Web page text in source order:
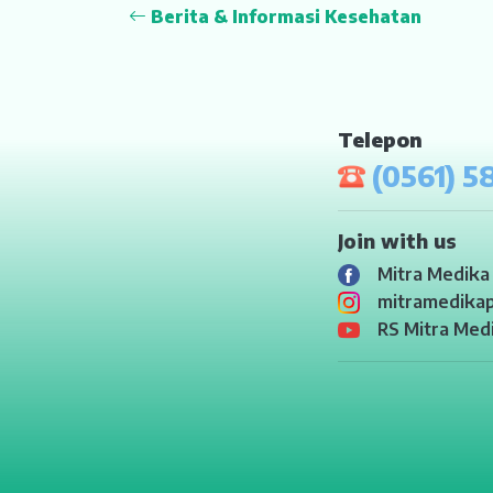
Berita & Informasi Kesehatan
Telepon
(0561)
Join with us
Mitra
RS Mitra